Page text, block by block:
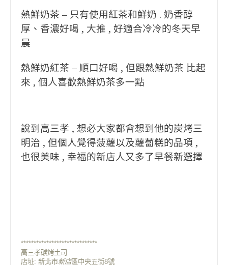
熱鮮奶茶 – 只有使用紅茶和鮮奶 . 奶香醇
厚、香濃好喝 , 大推 , 好適合冷冷的冬天早
晨
熱鮮奶紅茶 – 順口好喝 , 但跟熱鮮奶茶 比起
來 , 個人喜歡熱鮮奶茶多一點
說到高三孝 , 想必大家都會想到他的炭烤三
明治 , 但個人覺得菠蘿以及蘿蔔糕的品項 ,
也很美味 , 幸福的新店人又多了早餐新選擇
******************************
高三孝碳烤土司
店址: 新北市新店區中央五街8號